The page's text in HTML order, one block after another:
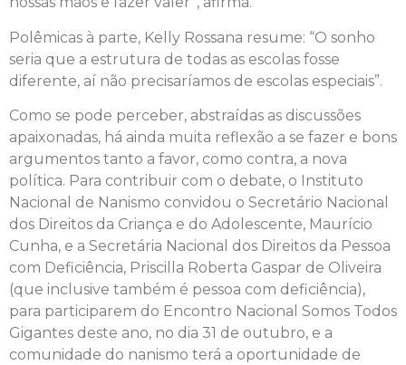
Polêmicas à parte, Kelly Rossana resume: “O sonho
seria que a estrutura de todas as escolas fosse
diferente, aí não precisaríamos de escolas especiais”.
Como se pode perceber, abstraídas as discussões
apaixonadas, há ainda muita reflexão a se fazer e bons
argumentos tanto a favor, como contra, a nova
política. Para contribuir com o debate, o Instituto
Nacional de Nanismo convidou o Secretário Nacional
dos Direitos da Criança e do Adolescente, Maurício
Cunha, e a Secretária Nacional dos Direitos da Pessoa
com Deficiência, Priscilla Roberta Gaspar de Oliveira
(que inclusive também é pessoa com deficiência),
para participarem do Encontro Nacional Somos Todos
Gigantes deste ano, no dia 31 de outubro, e a
comunidade do nanismo terá a oportunidade de